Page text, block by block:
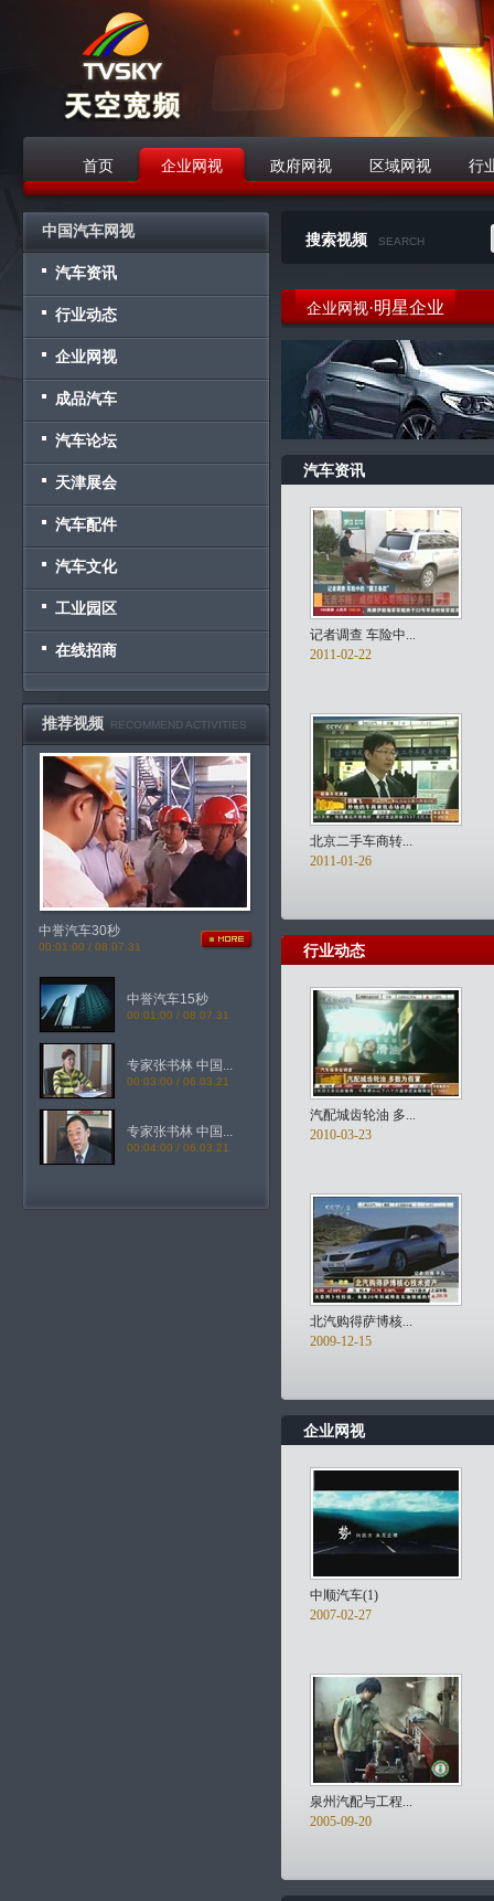
首页 企业网视 政府网视 区域网视 行
中国汽车网视
汽车资讯
行业动态
企业网视
成品汽车
汽车论坛
天津展会
汽车配件
汽车文化
工业园区
在线招商
推荐视频 RECOMMEND ACTIVITIES
中誉汽车30秒
00:01:00 / 08.07.31
中誉汽车15秒
00:01:00 / 08.07.31
专家张书林 中国...
00:03:00 / 06.03.21
专家张书林 中国...
00:04:00 / 06.03.21
搜索视频 SEARCH
企业网视·明星企业
汽车资讯
记者调查 车险中...
2011-02-22
北京二手车商转...
2011-01-26
行业动态
汽配城齿轮油 多...
2010-03-23
北汽购得萨博核...
2009-12-15
企业网视
中顺汽车(1)
2007-02-27
泉州汽配与工程...
2005-09-20